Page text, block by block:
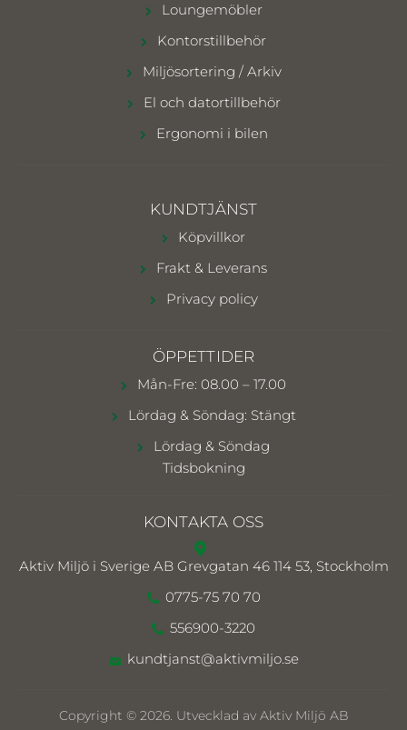
Loungemöbler
Kontorstillbehör
Miljösortering / Arkiv
El och datortillbehör
Ergonomi i bilen
KUNDTJÄNST
Köpvillkor
Frakt & Leverans
Privacy policy
ÖPPETTIDER
Mån-Fre: 08.00 – 17.00
Lördag & Söndag: Stängt
Lördag & Söndag
Tidsbokning
KONTAKTA OSS
Aktiv Miljö i Sverige AB Grevgatan 46 114 53, Stockholm
0775-75 70 70
556900-3220
kundtjanst@aktivmiljo.se
Copyright © 2026. Utvecklad av Aktiv Miljö AB